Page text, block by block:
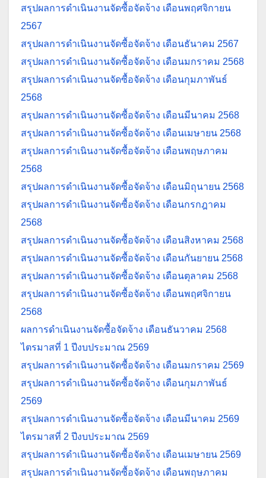
สรุปผลการดำเนินงานจัดซื้อจัดจ้าง เดือนพฤศจิกายน
2567
สรุปผลการดำเนินงานจัดซื้อจัดจ้าง เดือนธันาคม 2567
สรุปผลการดำเนินงานจัดซื้อจัดจ้าง เดือนมกราคม 2568
สรุปผลการดำเนินงานจัดซื้อจัดจ้าง เดือนกุมภาพันธ์
2568
สรุปผลการดำเนินงานจัดซื้อจัดจ้าง เดือนมีนาคม 2568
สรุปผลการดำเนินงานจัดซื้อจัดจ้าง เดือนเมษายน 2568
สรุปผลการดำเนินงานจัดซื้อจัดจ้าง เดือนพฤษภาคม
2568
สรุปผลการดำเนินงานจัดซื้อจัดจ้าง เดือนมิถุนายน 2568
สรุปผลการดำเนินงานจัดซื้อจัดจ้าง เดือนกรกฎาคม
2568
สรุปผลการดำเนินงานจัดซื้อจัดจ้าง เดือนสิงหาคม 2568
สรุปผลการดำเนินงานจัดซื้อจัดจ้าง เดือนกันยายน 2568
สรุปผลการดำเนินงานจัดซื้อจัดจ้าง เดือนตุลาคม 2568
สรุปผลการดำเนินงานจัดซื้อจัดจ้าง เดือนพฤศจิกายน
2568
ผลการดำเนินงานจัดซื้อจัดจ้าง เดือนธันวาคม 2568
ไตรมาสที่ 1 ปีงบประมาณ 2569
สรุปผลการดำเนินงานจัดซื้อจัดจ้าง เดือนมกราคม 2569
สรุปผลการดำเนินงานจัดซื้อจัดจ้าง เดือนกุมภาพันธ์
2569
สรุปผลการดำเนินงานจัดซื้อจัดจ้าง เดือนมีนาคม 2569
ไตรมาสที่ 2 ปีงบประมาณ 2569
สรุปผลการดำเนินงานจัดซื้อจัดจ้าง เดือนเมษายน 2569
สรุปผลการดำเนินงานจัดซื้อจัดจ้าง เดือนพฤษภาคม